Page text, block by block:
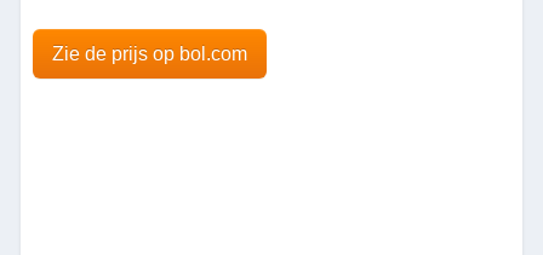
Zie de prijs op bol.com